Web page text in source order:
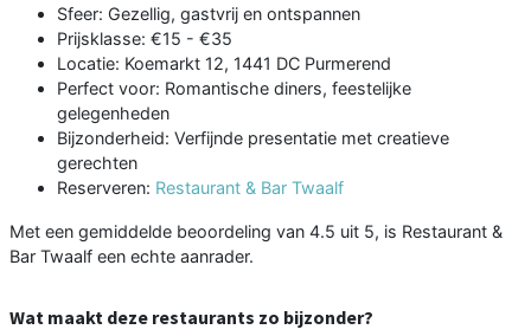
Sfeer: Gezellig, gastvrij en ontspannen
Prijsklasse: €15 - €35
Locatie: Koemarkt 12, 1441 DC Purmerend
Perfect voor: Romantische diners, feestelijke
gelegenheden
Bijzonderheid: Verfijnde presentatie met creatieve
gerechten
Reserveren: Restaurant & Bar Twaalf
Met een gemiddelde beoordeling van 4.5 uit 5, is Restaurant &
Bar Twaalf een echte aanrader.
Wat maakt deze restaurants zo bijzonder?